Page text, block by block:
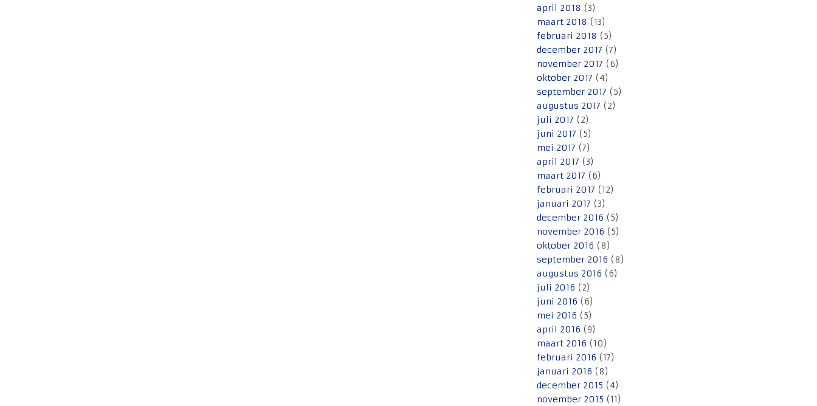
april 2018 (3)
maart 2018 (13)
februari 2018 (5)
december 2017 (7)
november 2017 (6)
oktober 2017 (4)
september 2017 (5)
augustus 2017 (2)
juli 2017 (2)
juni 2017 (5)
mei 2017 (7)
april 2017 (3)
maart 2017 (6)
februari 2017 (12)
januari 2017 (3)
december 2016 (5)
november 2016 (5)
oktober 2016 (8)
september 2016 (8)
augustus 2016 (6)
juli 2016 (2)
juni 2016 (6)
mei 2016 (5)
april 2016 (9)
maart 2016 (10)
februari 2016 (17)
januari 2016 (8)
december 2015 (4)
november 2015 (11)